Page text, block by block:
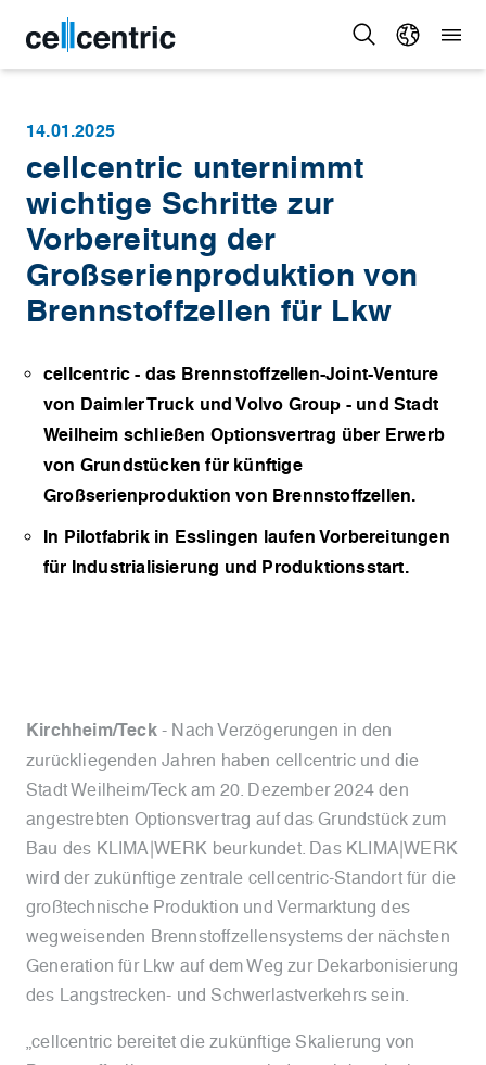
14.01.2025
cellcentric unternimmt
wichtige Schritte zur
Vorbereitung der
Großserienproduktion von
Brennstoffzellen für Lkw
cellcentric - das Brennstoffzellen-Joint-Venture
von Daimler Truck und Volvo Group - und Stadt
Weilheim schließen Optionsvertrag über Erwerb
von Grundstücken für künftige
Großserienproduktion von Brennstoffzellen.
In Pilotfabrik in Esslingen laufen Vorbereitungen
für Industrialisierung und Produktionsstart.
Kirchheim/Teck- Nach Verzögerungen in den
zurückliegenden Jahren haben cellcentric und die
Stadt Weilheim/Teck am 20. Dezember 2024 den
angestrebten Optionsvertrag auf das Grundstück zum
Bau des KLIMA|WERK beurkundet. Das KLIMA|WERK
wird der zukünftige zentrale cellcentric-Standort für die
großtechnische Produktion und Vermarktung des
wegweisenden Brennstoffzellensystems der nächsten
Generation für Lkw auf dem Weg zur Dekarbonisierung
des Langstrecken- und Schwerlastverkehrs sein.
„cellcentric bereitet die zukünftige Skalierung von